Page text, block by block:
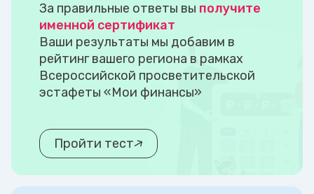
За правильные ответы вы получите
именной сертификат
Ваши результаты мы добавим в
рейтинг вашего региона в рамках
Всероссийской просветительской
эстафеты «Мои финансы»
Пройти тест